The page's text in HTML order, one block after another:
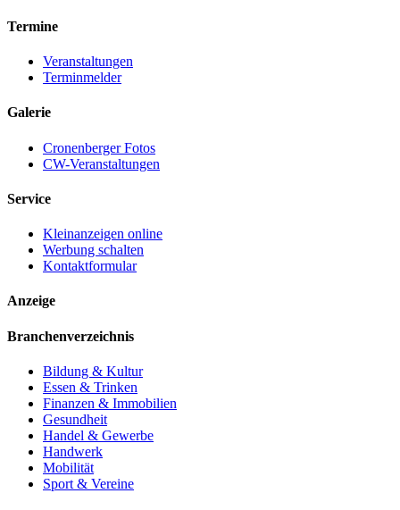
Termine
Veranstaltungen
Terminmelder
Galerie
Cronenberger Fotos
CW-Veranstaltungen
Service
Kleinanzeigen online
Werbung schalten
Kontaktformular
Anzeige
Branchenverzeichnis
Bildung & Kultur
Essen & Trinken
Finanzen & Immobilien
Gesundheit
Handel & Gewerbe
Handwerk
Mobilität
Sport & Vereine